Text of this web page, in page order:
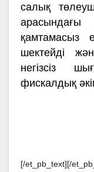
салық
арасындағы
қамтамасыз
шектейді
негізсіз
фискалдық
[/et_pb_text][/